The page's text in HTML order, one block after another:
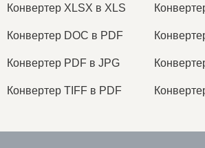
Конвертер XLSX в XLS
Конвертер DOC в PDF
Конвертер PDF в JPG
Конвертер TIFF в PDF